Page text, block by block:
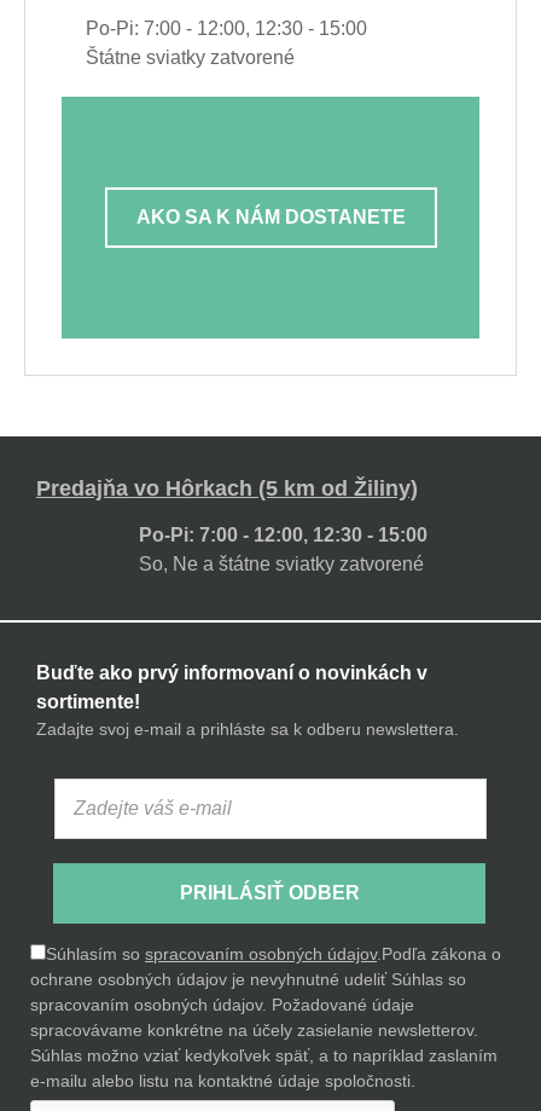
Po-Pi: 7:00 - 12:00, 12:30 - 15:00
Štátne sviatky zatvorené
AKO SA K NÁM DOSTANETE
Predajňa vo Hôrkach (5 km od Žiliny)
Po-Pi: 7:00 - 12:00, 12:30 - 15:00
So, Ne a štátne sviatky zatvorené
Buďte ako prvý informovaní o novinkách v
sortimente!
Zadajte svoj e-mail a prihláste sa k odberu newslettera.
PRIHLÁSIŤ ODBER
Súhlasím so spracovaním osobných údajov. Podľa zákona o
ochrane osobných údajov je nevyhnutné udeliť Súhlas so
spracovaním osobných údajov. Požadované údaje
spracovávame konkrétne na účely zasielanie newsletterov.
Súhlas možno vziať kedykoľvek späť, a to napríklad zaslaním
e-mailu alebo listu na kontaktné údaje spoločnosti.